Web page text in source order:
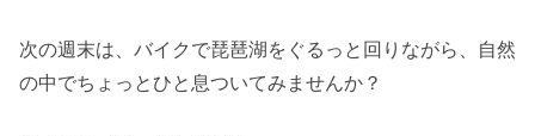
次の週末は、バイクで琵琶湖をぐるっと回りながら、自然
の中でちょっとひと息ついてみませんか？